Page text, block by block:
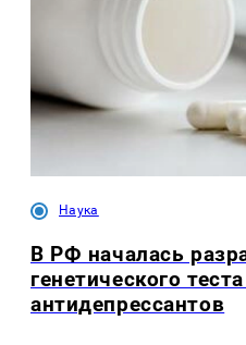
Наука
В РФ началась
генетического
антидепрессантов